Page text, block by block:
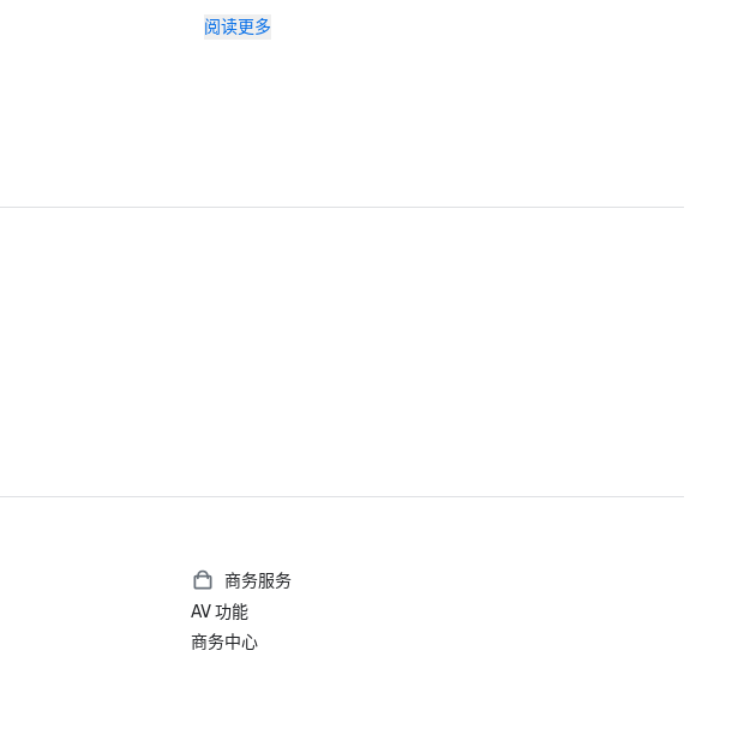
在 2025 年《康德纳斯特旅行者》读者选择奖中，Palazzo和威
这一地位，使其成为豪华酒店业的最高荣誉之一。
阅读更多
商务服务
AV 功能
商务中心